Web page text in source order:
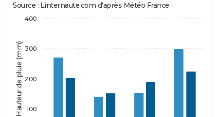
Hauteur de pluie (mm)
Source : Linternaute.com d'après Météo France
100
200
300
400